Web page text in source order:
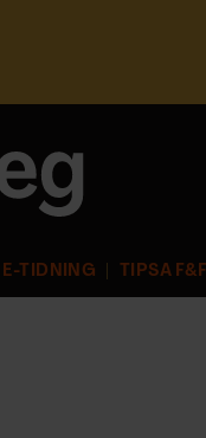
E-TIDNING TIPSA F&F
r